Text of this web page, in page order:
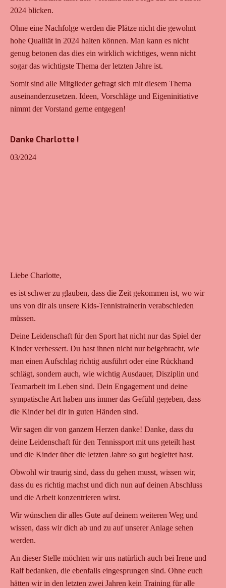
2024 blicken.
Ohne eine Nachfolge werden die Plätze nicht die gewohnt
hohe Qualität in 2024 halten können. Man kann es nicht
genug betonen das dies ein wirklich wichtiges, wenn nicht
sogar das wichtigste Thema der letzten Jahre ist.
Somit sind alle Mitglieder gefragt sich mit diesem Thema
auseinanderzusetzen. Ideen, Vorschläge und Eigeninitiative
nimmt der Vorstand gerne entgegen!
Danke Charlotte !
03/2024
Liebe Charlotte,
es ist schwer zu glauben, dass die Zeit gekommen ist, wo wir
uns von dir als unsere Kids-Tennistrainerin verabschieden
müssen.
Deine Leidenschaft für den Sport hat nicht nur das Spiel der
Kinder verbessert. Du hast ihnen nicht nur beigebracht, wie
man einen Aufschlag richtig ausführt oder eine Rückhand
schlägt, sondern auch, wie wichtig Ausdauer, Disziplin und
Teamarbeit im Leben sind. Dein Engagement und deine
sympatische Art haben uns immer das Gefühl gegeben, dass
die Kinder bei dir in guten Händen sind.
Wir sagen dir von ganzem Herzen danke! Danke, dass du
deine Leidenschaft für den Tennissport mit uns geteilt hast
und die Kinder über die letzten Jahre so gut begleitet hast.
Obwohl wir traurig sind, dass du gehen musst, wissen wir,
dass du es richtig machst und dich nun auf deinen Abschluss
und die Arbeit konzentrieren wirst.
Wir wünschen dir alles Gute auf deinem weiteren Weg und
wissen, dass wir dich ab und zu auf unserer Anlage sehen
werden.
An dieser Stelle möchten wir uns natürlich auch bei Irene und
Ralf bedanken, die ebenfalls eingesprungen sind. Ohne euch
hätten wir in den letzten zwei Jahren kein Training für alle